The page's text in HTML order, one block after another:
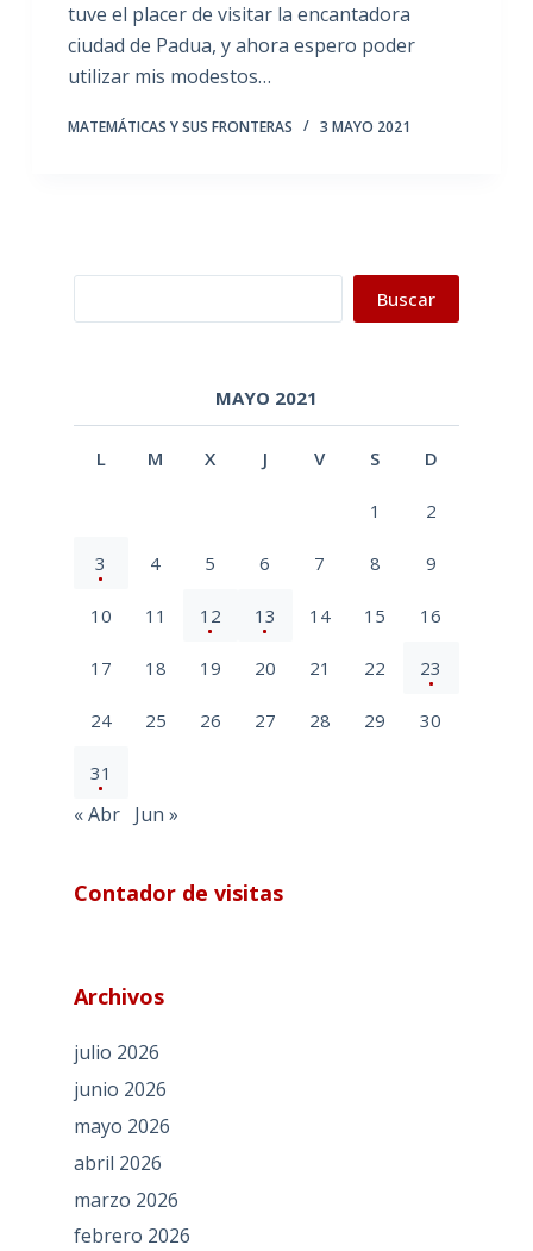
tuve el placer de visitar la encantadora
ciudad de Padua, y ahora espero poder
utilizar mis modestos…
MATEMÁTICAS Y SUS FRONTERAS 3 MAYO 2021
Buscar
MAYO 2021
L M X J V S D
1 2
3 4 5 6 7 8 9
10 11 12 13 14 15 16
17 18 19 20 21 22 23
24 25 26 27 28 29 30
31
« Abr Jun »
Contador de visitas
Archivos
julio 2026
junio 2026
mayo 2026
abril 2026
marzo 2026
febrero 2026